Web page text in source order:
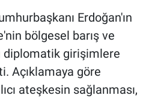
Erdoğan'ın
bölgesel barış ve
girişimlere
Açıklamaya göre
ateşkesin sağlanması,